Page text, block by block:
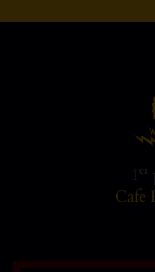
1 er
Cafe